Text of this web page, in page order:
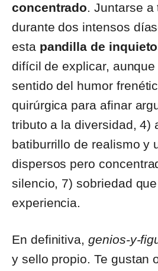
concentrado. Juntarse a
durante dos intensos
esta pandilla de
difícil de explicar,
sentido del humor
quirúrgica para afinar
tributo a la diversidad, 4)
batiburrillo de realismo y
dispersos pero
silencio, 7) sobriedad
experiencia.
En definitiva,genios-y-
y sello propio. Te gustan